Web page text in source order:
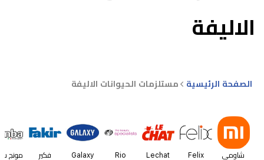
الاليفة
الصفحة الرئيسية مستلزمات الحيوانات الاليفة
شاومي Felix
Lechat
Rio
Galaxy فكير مونج